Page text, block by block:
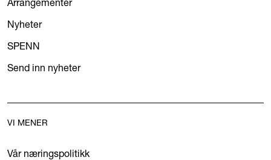
Nyheter
SPENN
Send inn nyheter
VI MENER
Vår næringspolitikk